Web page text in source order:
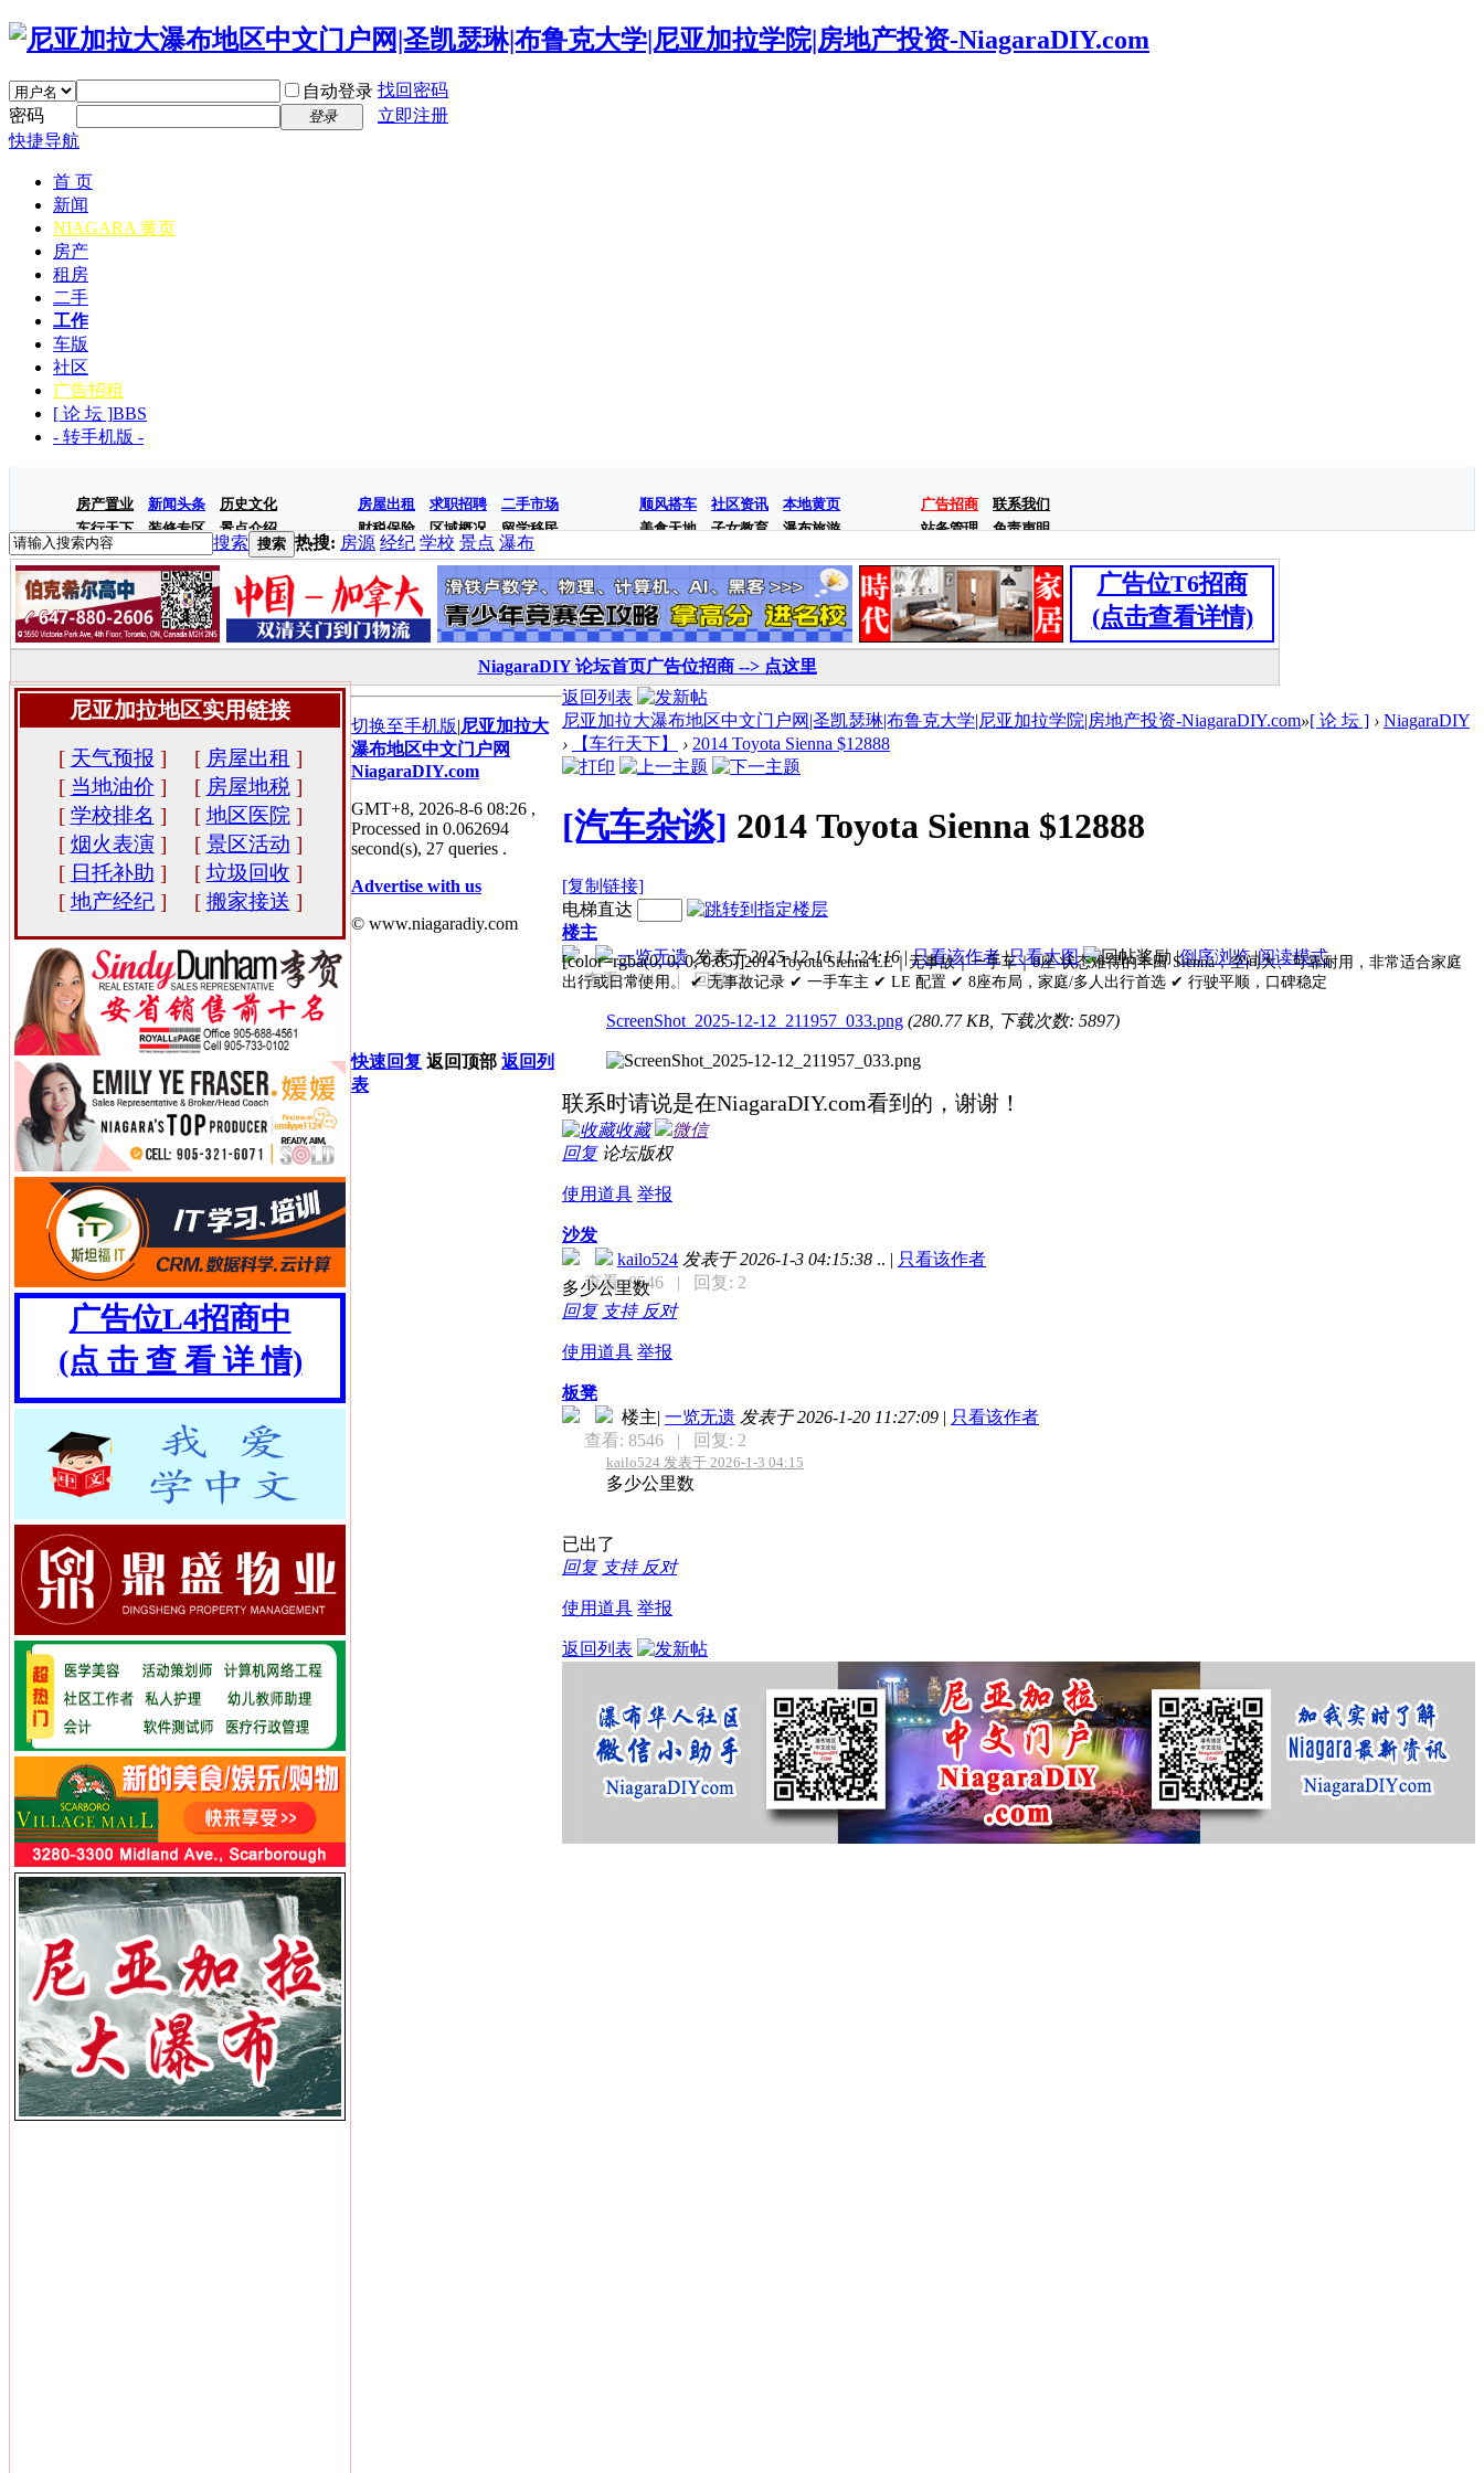
自动登录 找回密码
密码
登录
立即注册
快捷导航
首 页
新闻
NIAGARA 黄页
房产
租房
二手
工作
车版
社区
广告招租
[ 论 坛 ]BBS
- 转手机版 -
房产置业 新闻头条
历史文化
车行天下
装修专区 景点介绍
房屋出租 求职招聘
二手市场
财税保险
区域概况 留学移民
顺风搭车 社区资讯
本地黄页
美食天地
子女教育 瀑布旅游
广告招商
联系我们
站务管理
免责声明
搜索 搜索 热搜: 房源 经纪 学校 景点 瀑布
广告位T6招商
(点击查看详情)
NiagaraDIY 论坛首页广告位招商 --> 点这里
返回列表
尼亚加拉大瀑布地区中文门户网|圣凯瑟琳|布鲁克大学|尼亚加拉学院|房地产投资-NiagaraDIY.com»[ 论 坛 ] › NiagaraDIY
›
【车行天下】 › 2014 Toyota Sienna $12888
[汽车杂谈] 2014 Toyota Sienna $12888
[复制链接]
电梯直达
楼主
一览无遗 发表于 2025-12-16 11:24:16 | 只看该作者 |只看大图 |倒序浏览 |阅读模式
查看: 8546| 回复: 2
[color=rgba(0, 0, 0, 0.85)]2014 Toyota Sienna LE｜无事故｜一手车｜8座 状态难得的丰田 Sienna，空间大、可靠耐用，非常适合家庭
出行或日常使用。 ✔ 无事故记录 ✔ 一手车主 ✔ LE 配置 ✔ 8座布局，家庭/多人出行首选 ✔ 行驶平顺，口碑稳定
ScreenShot_2025-12-12_211957_033.png (280.77 KB, 下载次数: 5897)
联系时请说是在NiagaraDIY.com看到的，谢谢！
收藏
微信
回复 论坛版权
使用道具 举报
沙发
kailo524 发表于 2026-1-3 04:15:38 .. | 只看该作者
查看: 8546
| 回复: 2
多少公里数
回复 支持 反对
使用道具 举报
板凳
楼主| 一览无遗 发表于 2026-1-20 11:27:09 | 只看该作者
查看: 8546
| 回复: 2
kailo524 发表于 2026-1-3 04:15
多少公里数
已出了
回复 支持 反对
使用道具 举报
返回列表
尼亚加拉地区实用链接
[ 天气预报 ] [ 房屋出租 ]
[ 当地油价 ] [ 房屋地税]
[ 学校排名 ] [ 地区医院]
[ 烟火表演 ] [ 景区活动 ]
[ 日托补助 ] [ 垃圾回收 ]
[ 地产经纪] [ 搬家接送 ]
广告位L4招商中
(点 击 查 看 详 情)
切换至手机版|尼亚加拉大
瀑布地区中文门户网
NiagaraDIY.com
GMT+8, 2026-8-6 08:26 ,
Processed in 0.062694
second(s), 27 queries .
Advertise with us
© www.niagaradiy.com
快速回复 返回顶部 返回列
表